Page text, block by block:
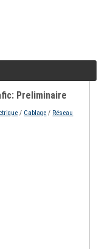
Preliminaire
/ Cablage / Réseau